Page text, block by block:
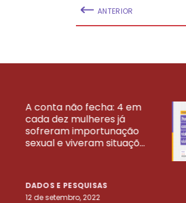
ANTERIOR
A conta não fecha: 4 em
cada dez mulheres já
sofreram importunação
sexual e viveram situaçõ...
DADOS E PESQUISAS
12 de setembro, 2022